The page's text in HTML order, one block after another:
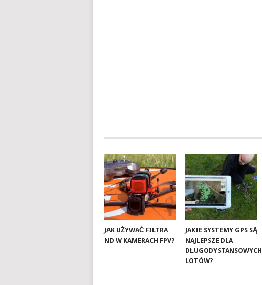
JAK UŻYWAĆ FILTRA
ND W KAMERACH FPV?
JAKIE SYSTEMY GPS SĄ
NAJLEPSZE DLA
DŁUGODYSTANSOWYCH
LOTÓW?